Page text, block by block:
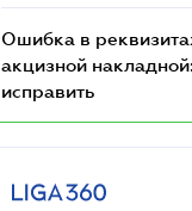
Ошибка в
акцизной
исправить